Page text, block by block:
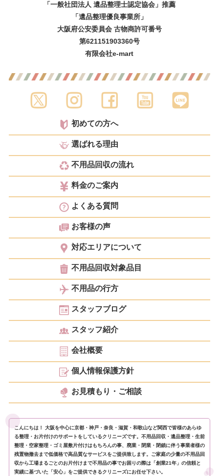
「一般社団法人 遺品整理士認定協会」推薦
「遺品整理優良事業所」
大阪府公安委員会 古物商許可番号
第621151903360号
有限会社e-mart
初めての方へ
選ばれる理由
不用品回収の流れ
料金のご案内
よくある質問
お客様の声
対応エリアについて
不用品回収対象品目
不用品の行方
スタッフブログ
スタッフ紹介
会社概要
個人情報保護方針
お見積もり・ご相談
こんにちは！ 大阪を中心に京都・神戸・奈良・滋賀・和歌山など関西で皆様のあらゆ
る整理・お片付けのサポートをしているクリニーズです。不用品回収・遺品整理・生前
整理・空家整理・ゴミ屋敷片付けはもちろんの事、廃業・閉業・閉鎖に伴う事業者様の
残置物撤去まで低価格で高品質なサービスをご提供致します。ご家庭の少量の不用品回
収から工場まるごとのお片付けまで不用品の事でお困りの際は「創業21年」の信頼と
実績に基づいた「安心」をご提供できるクリニーズにお任せ下さい。